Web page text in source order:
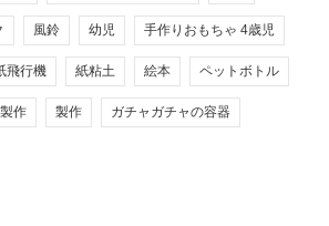
風鈴 幼児 手作りおもちゃ 4歳児
飛行機 紙粘土 絵本 ペットボトル
作 製作 ガチャガチャの容器